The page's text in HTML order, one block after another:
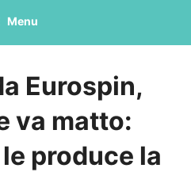
Menu
Eurospin,
va matto:
produce la